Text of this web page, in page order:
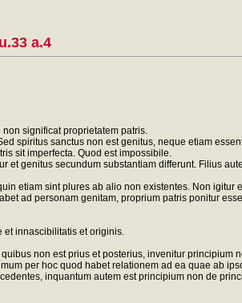
a.4
significat proprietatem patris.
spiritus sanctus non est genitus, neque etiam
sit imperfecta. Quod est impossibile.
genitus secundum substantiam differunt. Filius
etiam sint plures ab alio non existentes. Non igitur
ad personam genitam, proprium patris ponitur
et innascibilitatis et originis.
non est prius et posterius, invenitur principium
per hoc quod habet relationem ad ea quae ab
inquantum autem est principium non de